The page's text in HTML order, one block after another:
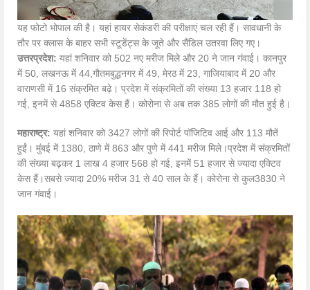
यह फोटो भोपाल की है। यहां हायर सेकंडरी की परीक्षाएं चल रही हैं। सावधानी के
तौर पर क्लास के बाहर सभी स्टूडेंट्स के जूते और सैंडिल उतरवा लिए गए।
उत्तरप्रदेश: यहां शनिवार को 502 नए मरीज मिले और 20 ने जान गंवाई। कानपुर
में 50, लखनऊ में 44,गौतमबुद्धनगर में 49, मेरठ में 23, गाजियाबाद में 20 और
वाराणसी में 16 संक्रमित बढ़े। प्रदेश में संक्रमितों की संख्या 13 हजार 118 हो
गई, इनमें से 4858 एक्टिव केस हैं। कोरोना से अब तक 385 लोगों की मौत हुई है।
महाराष्ट्र:यहां शनिवार को 3427 लोगों की रिपोर्ट पॉजिटिव आई और 113 मौतें
हुईं। मुंबई में 1380, ठाणे में 863 और पुणे में 441 मरीज मिले।प्रदेश में संक्रमितों
की संख्या बढ़कर 1 लाख 4 हजार 568 हो गई, इनमें 51 हजार से ज्यादा एक्टिव
केस हैं।सबसे ज्यादा 20% मरीज 31 से 40 साल के हैं। कोरोना से कुल3830 ने
जान गंवाई।